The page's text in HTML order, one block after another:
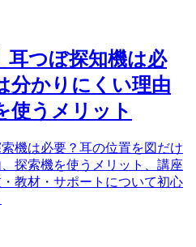
耳つぼ探知機は必
分かりにくい理由
使うメリット
機は必要？耳の位置を図だけ
探索機を使うメリット、講座
教材・サポートについて初心